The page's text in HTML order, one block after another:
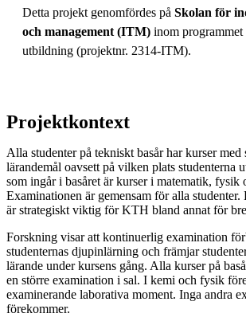
Detta projekt genomfördes på Skolan för
och management (ITM) inom programmet
utbildning (projektnr. 2314-ITM).
Projektkontext
Alla studenter på tekniskt basår har kurser med
lärandemål oavsett på vilken plats studenterna
som ingår i basåret är kurser i matematik, fysik
Examinationen är gemensam för alla studenter.
är strategiskt viktig för KTH bland annat för
Forskning visar att kontinuerlig examination
studenternas djupinlärning och främjar
lärande under kursens gång. Alla kurser på
en större examination i sal. I kemi och fysik
examinerande laborativa moment. Inga andra
förekommer.